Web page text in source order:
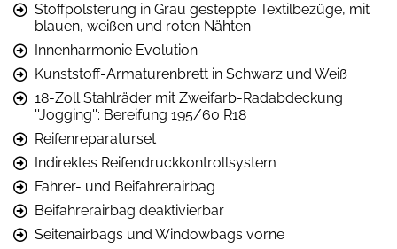
Stoffpolsterung in Grau gesteppte Textilbezüge, mit
blauen, weißen und roten Nähten
Innenharmonie Evolution
Kunststoff-Armaturenbrett in Schwarz und Weiß
18-Zoll Stahlräder mit Zweifarb-Radabdeckung
''Jogging'': Bereifung 195/60 R18
Reifenreparaturset
Indirektes Reifendruckkontrollsystem
Fahrer- und Beifahrerairbag
Beifahrerairbag deaktivierbar
Seitenairbags und Windowbags vorne